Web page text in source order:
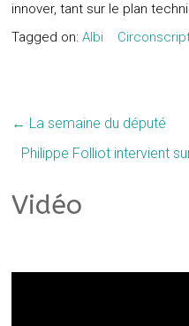
innover, tant sur le plan
Tagged on:Albi
← La semaine du député
Philippe Folliot intervient
Vidéo